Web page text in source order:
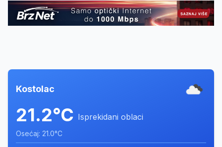
Kostolac
21.2°C Isprekidani oblaci
Osećaj: 21.0°C